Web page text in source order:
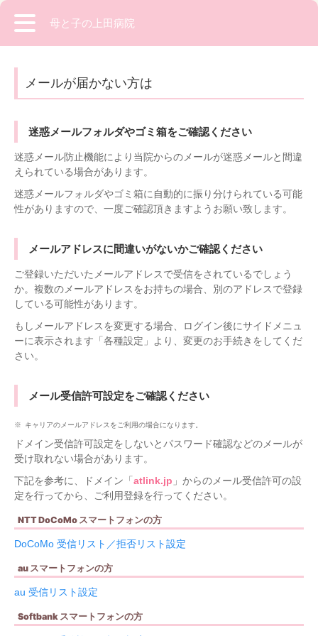
母と子の上田病院
メールが届かない方は
迷惑メールフォルダやゴミ箱をご確認ください
迷惑メール防止機能により当院からのメールが迷惑メールと間違
えられている場合があります。
迷惑メールフォルダやゴミ箱に自動的に振り分けられている可能
性がありますので、一度ご確認頂きますようお願い致します。
メールアドレスに間違いがないかご確認ください
ご登録いただいたメールアドレスで受信をされているでしょう
か。複数のメールアドレスをお持ちの場合、別のアドレスで登録
している可能性があります。
もしメールアドレスを変更する場合、ログイン後にサイドメニュ
ーに表示されます「各種設定」より、変更のお手続きをしてくだ
さい。
メール受信許可設定をご確認ください
キャリアのメールアドレスをご利用の場合になります。
ドメイン受信許可設定をしないとパスワード確認などのメールが
受け取れない場合があります。
下記を参考に、ドメイン「 atlink.jp 」からのメール受信許可の設
定を行ってから、ご利用登録を行ってください。
NTT DoCoMo スマートフォンの方
DoCoMo 受信リスト／拒否リスト設定
au スマートフォンの方
au 受信リスト設定
Softbank スマートフォンの方